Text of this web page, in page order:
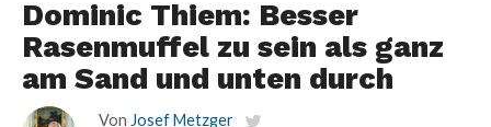
Dominic Thiem: Besser
Rasenmuffel zu sein als ganz
am Sand und unten durch
Von Josef Metzger